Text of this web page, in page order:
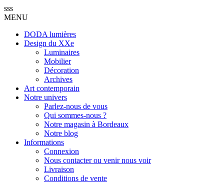
sss
MENU
DODA lumières
Design du XXe
Luminaires
Mobilier
Décoration
Archives
Art contemporain
Notre univers
Parlez-nous de vous
Qui sommes-nous ?
Notre magasin à Bordeaux
Notre blog
Informations
Connexion
Nous contacter ou venir nous voir
Livraison
Conditions de vente